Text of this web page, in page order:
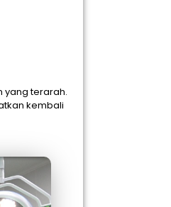
yang terarah.
kembali